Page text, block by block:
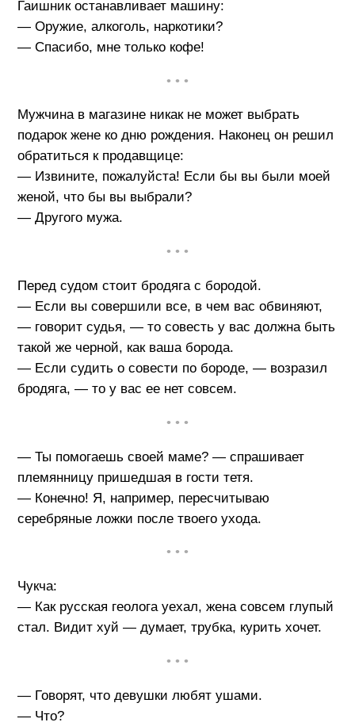
Гаишник останавливает машину:
— Оружие, алкоголь, наркотики?
— Спасибо, мне только кофе!
• • •
Мужчина в магазине никак не может выбрать
подарок жене ко дню рождения. Наконец он решил
обратиться к продавщице:
— Извините, пожалуйста! Если бы вы были моей
женой, что бы вы выбрали?
— Другого мужа.
• • •
Перед судом стоит бродяга с бородой.
— Если вы совершили все, в чем вас обвиняют,
— говорит судья, — то совесть у вас должна быть
такой же черной, как ваша борода.
— Если судить о совести по бороде, — возразил
бродяга, — то у вас ее нет совсем.
• • •
— Ты помогаешь своей маме? — спрашивает
племянницу пришедшая в гости тетя.
— Конечно! Я, например, пересчитываю
серебряные ложки после твоего ухода.
• • •
Чукча:
— Как русская геолога уехал, жена совсем глупый
стал. Видит хуй — думает, трубка, курить хочет.
• • •
— Говорят, что девушки любят ушами.
— Что?